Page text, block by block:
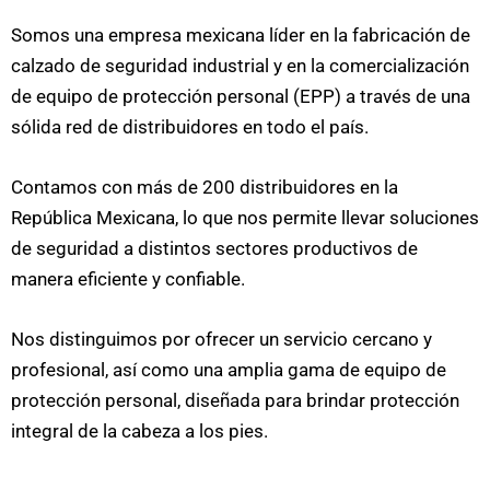
Somos una empresa mexicana líder en la fabricación de
calzado de seguridad industrial y en la comercialización
de equipo de protección personal (EPP) a través de una
sólida red de distribuidores en todo el país.
Contamos con más de 200 distribuidores en la
República Mexicana, lo que nos permite llevar soluciones
de seguridad a distintos sectores productivos de
manera eficiente y confiable.
Nos distinguimos por ofrecer un servicio cercano y
profesional, así como una amplia gama de equipo de
protección personal, diseñada para brindar protección
integral de la cabeza a los pies.